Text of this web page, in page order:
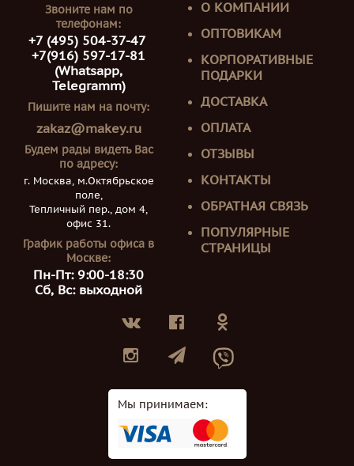
Звоните нам по
телефонам:
+7 (495) 504-37-47
+7(916) 597-17-81
(Whatsapp,
Telegramm)
Пишите нам на почту:
zakaz@makey.ru
Будем рады видеть Вас
по адресу:
г. Москва, м.Октябрьское
поле,
Тепличный пер., дом 4,
офис 31.
График работы офиса в
Москве:
Пн-Пт: 9:00-18:30
Сб, Вс: выходной
О КОМПАНИИ
ОПТОВИКАМ
КОРПОРАТИВНЫЕ
ПОДАРКИ
ДОСТАВКА
ОПЛАТА
ОТЗЫВЫ
КОНТАКТЫ
ОБРАТНАЯ СВЯЗЬ
ПОПУЛЯРНЫЕ
СТРАНИЦЫ
Мы принимаем: